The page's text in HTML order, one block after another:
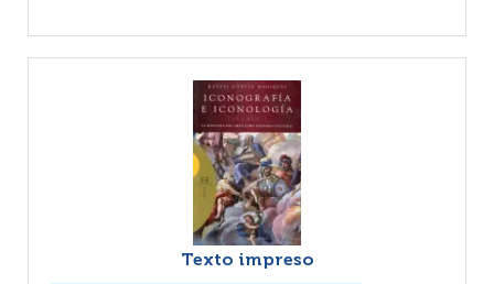
Texto impreso